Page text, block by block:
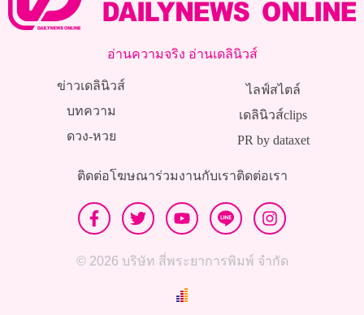
อ่านความจริง อ่านเดลินิวส์
ข่าวเดลินิวส์
บทความ
ดวง-หวย
ไลฟ์สไตล์
เดลินิวส์clips
PR by dataxet
ติดต่อโฆษณาร่วมงานกับเราติดต่อเรา
© 2026 บริษัท สี่พระยาการพิมพ์ จำกัด